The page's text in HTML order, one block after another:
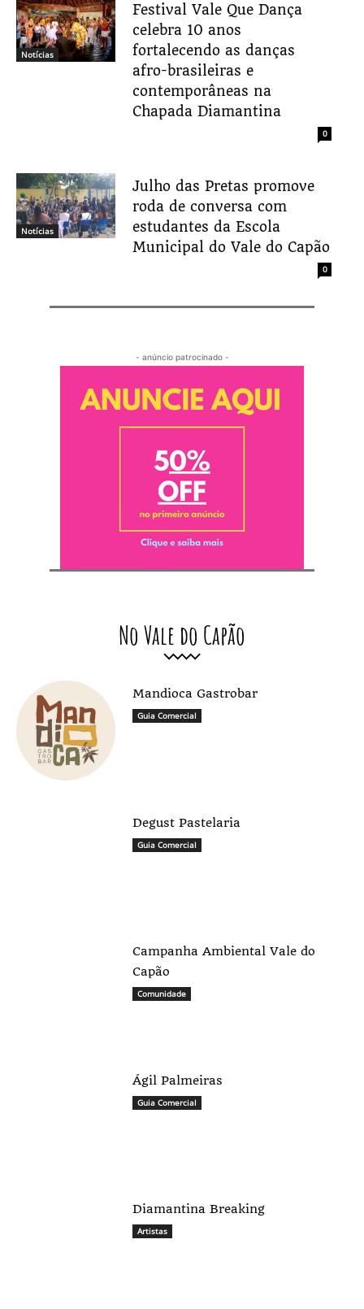
Notícias
Festival Vale Que Dança
celebra 10 anos
fortalecendo as danças
afro-brasileiras e
contemporâneas na
Chapada Diamantina
0
Notícias
Julho das Pretas promove
roda de conversa com
estudantes da Escola
Municipal do Vale do Capão
0
- anúncio patrocinado -
No Vale do Capão
Mandioca Gastrobar
Guia Comercial
Degust Pastelaria
Guia Comercial
Campanha Ambiental Vale do
Capão
Comunidade
Ágil Palmeiras
Guia Comercial
Diamantina Breaking
Artistas